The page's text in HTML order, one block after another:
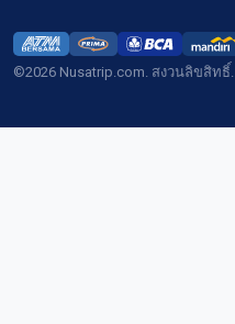
©2026 Nusatrip.com. สงวนลิขสิทธิ์.